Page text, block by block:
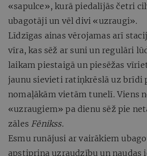
«sapulce», kurā piedalījās četri
ubagotāji un vēl divi «uzraugi».
Līdzīgas ainas vērojamas arī
vīra, kas sēž ar suni un regulāri
laikam piestaigā un piesēžas
jaunu sievieti ratiņkrēslā uz brīdi
nomaļākām vietām tunelī. Viens
«uzraugiem» pa dienu sēž pie
zāles Fēnikss.
Esmu runājusi ar vairākiem
apstiprina uzraudzību un naudas